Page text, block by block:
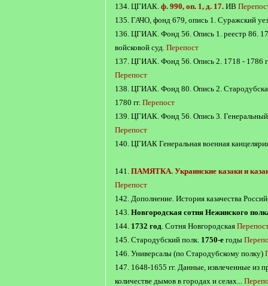
134. ЦГИАК. ф. 990, оп. 1, д. 17. ИВ
135. ГАЧО, фонд 679, опись 1. Суражский
136. ЦГИАК. Фонд 56. Опись 1. реестр 86.
войсковой суд. Перепост
137. ЦГИАК. Фонд 56. Опись 2. 1718 - 1786
Перепост
138. ЦГИАК. Фонд 80. Опись 2.
1780 гг. Перепост
139. ЦГИАК. Фонд 56. Опись 3. Генеральный
Перепост
140. ЦГИАК Генеральная военная
141. ПАМЯТКА. Украинские казаки и
Перепост
142. Дополнение. История казачества
143. Новгородская сотня Нежинского
144. 1732 год. Сотня Новгородская
145. Стародубский полк. 1750-е годы
146. Универсалы (по Стародубскому полку)
147. 1648-1655 гг. Данные, извлеченные из
количестве дымов в городах и селах...